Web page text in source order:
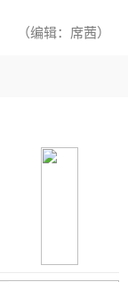
（编辑：席茜）